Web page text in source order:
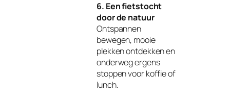
6. Een fietstocht
door de natuur
Ontspannen
bewegen, mooie
plekken ontdekken en
onderweg ergens
stoppen voor koffie of
lunch.